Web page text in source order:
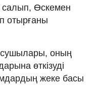
салып, Өскемен
отырғаны
оның
өткізуді
жеке басы